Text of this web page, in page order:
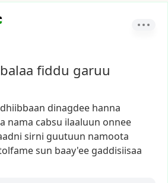
fiddu garuu
dhiibbaan dinagdee hanna
nama cabsu ilaaluun onnee
sirni guutuun namoota
sun baay'ee gaddisiisaa